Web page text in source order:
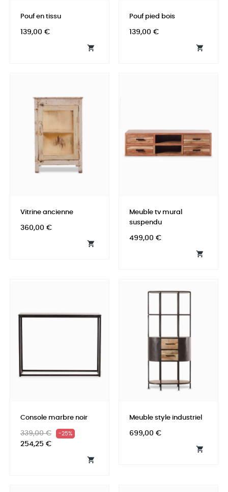
Pouf en tissu
Prix
139,00 €

Pouf pied bois
Prix
139,00 €

Vitrine ancienne
Prix
360,00 €

Meuble tv mural
suspendu
Prix
499,00 €

Console marbre noir
Prix
habituel
339,00 € -25%
254,25 €

Meuble style industriel
Prix
699,00 €
